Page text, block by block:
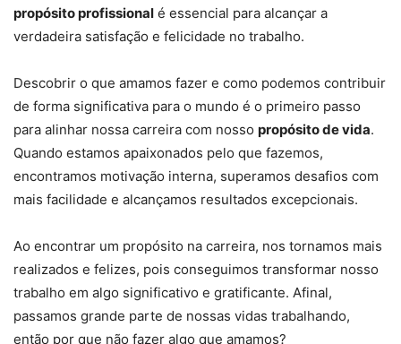
propósito profissional é essencial para alcançar a
verdadeira satisfação e felicidade no trabalho.
Descobrir o que amamos fazer e como podemos contribuir
de forma significativa para o mundo é o primeiro passo
para alinhar nossa carreira com nosso propósito de vida.
Quando estamos apaixonados pelo que fazemos,
encontramos motivação interna, superamos desafios com
mais facilidade e alcançamos resultados excepcionais.
Ao encontrar um propósito na carreira, nos tornamos mais
realizados e felizes, pois conseguimos transformar nosso
trabalho em algo significativo e gratificante. Afinal,
passamos grande parte de nossas vidas trabalhando,
então por que não fazer algo que amamos?